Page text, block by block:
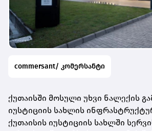
commersant/ კომერსანტი
ქუთაისში მოსული უხვი ნალექის
იუსტიციის სახლის
ქუთაისის იუსტიციის სახლში